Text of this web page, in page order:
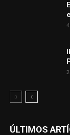
ÚLTIMOS